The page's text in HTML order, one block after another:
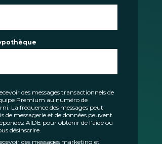
des messages transactionnels de
Premium au numéro de
La fréquence des messages peut
de messagerie et de données peuvent
AIDE pour obtenir de l’aide ou
désinscrire.
des messages marketing et